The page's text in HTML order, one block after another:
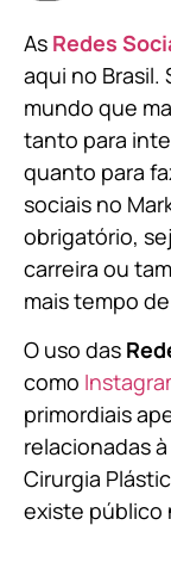
As Redes
aqui no Brasil.
mundo que
tanto para
quanto para
sociais no
obrigatório,
carreira ou
mais tempo
O uso das
como
primordiais
relacionadas
Cirurgia
existe público